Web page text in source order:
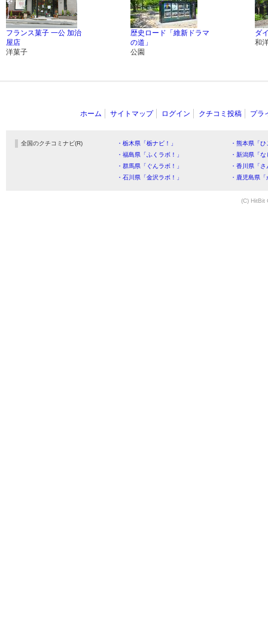
フランス菓子 一公 加治
屋店
洋菓子
歴史ロード「維新ドラマ
の道」
公園
ダ
和
ホーム サイトマップ ログイン クチコミ投稿 プラ
全国のクチコミナビ(R) ・栃木県「栃ナビ！」
・熊本県「
・福島県「ふくラボ！」
・新潟県「
・群馬県「ぐんラボ！」
・香川県「
・石川県「金沢ラボ！」
・鹿児島県
(C) HitBit